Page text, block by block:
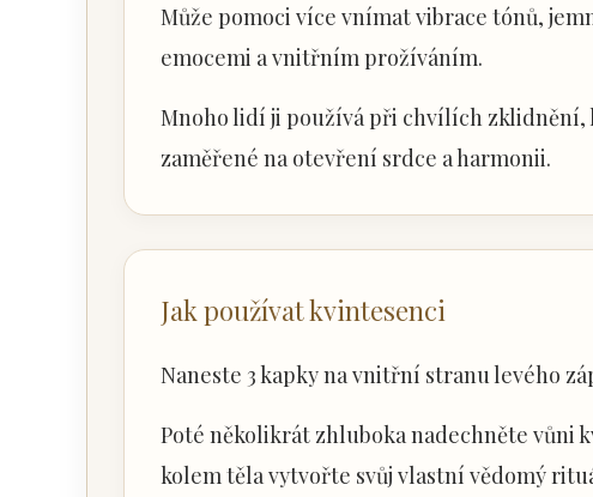
Může pomoci více vnímat vibrace tónů,
emocemi a vnitřním prožíváním.
Mnoho lidí ji používá při chvílích zklidnění,
zaměřené na otevření srdce a harmonii.
Jak používat kvintesenci
Naneste 3 kapky na vnitřní stranu levého
Poté několikrát zhluboka nadechněte vůni
kolem těla vytvořte svůj vlastní vědomý